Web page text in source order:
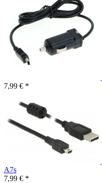
7,99 € *
A7s
7,99 € *